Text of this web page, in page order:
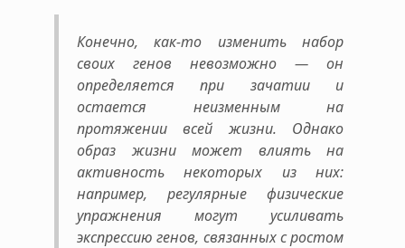
Конечно, как-то изменить набор
своих генов невозможно — он
определяется при зачатии и
остается неизменным на
протяжении всей жизни. Однако
образ жизни может влиять на
активность некоторых из них:
например, регулярные физические
упражнения могут усиливать
экспрессию генов, связанных с ростом